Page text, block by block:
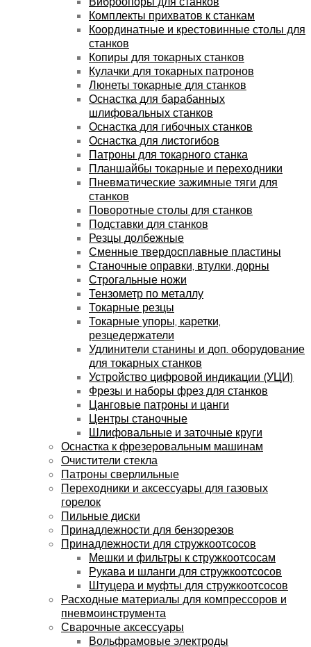
Комплекты прихватов к станкам
Координатные и крестовинные столы для
станков
Копиры для токарных станков
Кулачки для токарных патронов
Люнеты токарные для станков
Оснастка для барабанных
шлифовальных станков
Оснастка для гибочных станков
Оснастка для листогибов
Патроны для токарного станка
Планшайбы токарные и переходники
Пневматические зажимные тяги для
станков
Поворотные столы для станков
Подставки для станков
Резцы долбежные
Сменные твердосплавные пластины
Станочные оправки, втулки, дорны
Строгальные ножи
Тензометр по металлу
Токарные резцы
Токарные упоры, каретки,
резцедержатели
Удлинители станины и доп. оборудование
для токарных станков
Устройство цифровой индикации (УЦИ)
Фрезы и наборы фрез для станков
Цанговые патроны и цанги
Центры станочные
Шлифовальные и заточные круги
Оснастка к фрезеровальным машинам
Очистители стекла
Патроны сверлильные
Переходники и аксессуары для газовых
горелок
Пильные диски
Принадлежности для бензорезов
Принадлежности для стружкоотсосов
Мешки и фильтры к стружкоотсосам
Рукава и шланги для стружкоотсосов
Штуцера и муфты для стружкоотсосов
Расходные материалы для компрессоров и
пневмоинструмента
Сварочные аксессуары
Вольфрамовые электроды